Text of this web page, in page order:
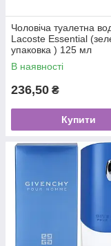
Чоловіча туалетна
Lacoste Essential
упаковка ) 125 мл
В наявності
236,50 ₴
Купити